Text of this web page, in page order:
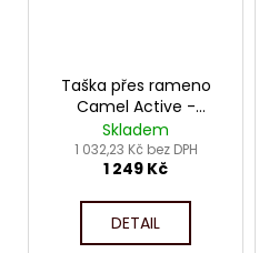
Taška přes rameno
Camel Active -
Journey 4586
Skladem
1 032,23 Kč bez DPH
1 249 Kč
DETAIL